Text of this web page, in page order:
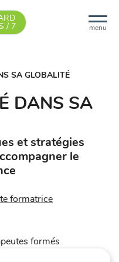
menu
/ 7
SA GLOBALITÉ
DANS SA
et stratégies
le
formatrice
formés